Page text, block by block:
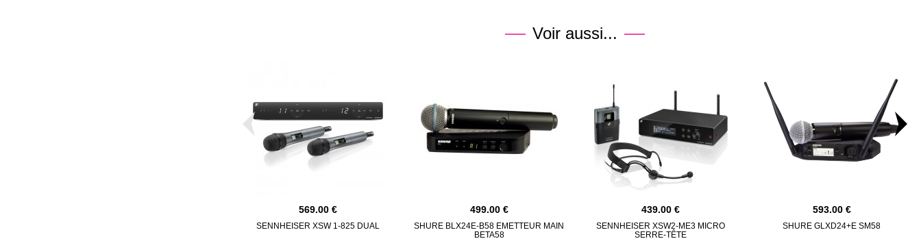
Voir aussi...
569.00
SENNHEISER XSW 1-825 DUAL
499.00
SHURE BLX24E-B58 EMETTEUR MAIN
BETA58
439.00
SENNHEISER XSW2-ME3 MICRO
SERRE-TÊTE
593.00
SHURE GLXD24+E SM58